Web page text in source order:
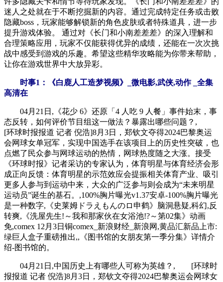
迷人之处就在于不断挖掘新的内容。通过完成特定任务或击败
隐藏boss，玩家能够解锁新的角色皮肤或者特殊道具，进一步
提升游戏体验。 通过对《长门和小南差差差》的深入理解和
合理策略应用，玩家不仅能获得优异的成绩，还能在一次次挑
战中感受到游戏的乐趣。希望这些精华攻略能为你带来帮助，
让你在游戏世界中大放异彩。
时事1：《白鹿人工造梦视频》_微电影,武侠,动作 _全集
高清在
04月21日,《花少 6》还原「4 人吃 9 人餐」事件始末，事
态反转，如何评价节目组这一做法？暴露出哪些问题？,
[环球时报报道 记者 倪浩]8月3日，郑钦文夺得2024巴黎奥运
会网球女单冠军，实现中国选手在该项目上的历史性突破，也
点燃了民众参与网球运动的热情，网球热度随之大涨。接受
《环球时报》记者采访的专家认为，体育明星与体育经济会形
成正向反馈：体育明星的示范效应会提振相关体育产业、吸引
更多人参与到运动中来，大众的广泛参与则会成为“未来明星
运动员”诞生的基石。,100%胸片曝光v1.37安卓-100%胸片曝光
是一种数字,《史莱姆ドラえもんのロ申鹤》脑洞悬疑,科幻,反
转爽,《洗屋先生!～我和那家伙在女浴池!?～第02集》动画
免,comex 12月3日铜comex_新浪财经_新浪网,黄品汇新品上市:
绿巨人盒子重磅推出,,《图书馆的女朋友第一季分集》详情介
绍-图书馆的。
04月21日,中国历史上有哪些人可称为英雄？, [环球时
报报道 记者 倪浩]8月3日，郑钦文夺得2024巴黎奥运会网球女